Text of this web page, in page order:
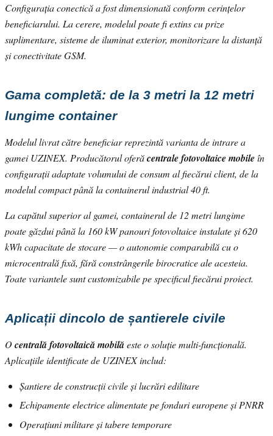
Configurația conectică a fost dimensionată conform cerințelor
beneficiarului. La cerere, modelul poate fi extins cu prize
suplimentare, sisteme de iluminat exterior, monitorizare la distanță
și conectivitate GSM.
Gama completă: de la 3 metri la 12 metri
lungime container
Modelul livrat către beneficiar reprezintă varianta de intrare a
gamei UZINEX. Producătorul oferăcentrale fotovoltaice mobileîn
configurații adaptate volumului de consum al fiecărui client, de la
modelul compact până la containerul industrial 40 ft.
La capătul superior al gamei, containerul de 12 metri lungime
poate găzdui până la 160 kW panouri fotovoltaice instalate și 620
kWh capacitate de stocare — o autonomie comparabilă cu o
microcentrală fixă, fără constrângerile birocratice ale acesteia.
Toate variantele sunt customizabile pe specificul fiecărui proiect.
Aplicații dincolo de șantierele civile
Ocentrală fotovoltaică mobilăeste o soluție multi-funcțională.
Aplicațiile identificate de UZINEX includ:
Șantiere de construcții civile și lucrări edilitare
Echipamente electrice alimentate pe fonduri europene și PNRR
Operațiuni militare și tabere temporare